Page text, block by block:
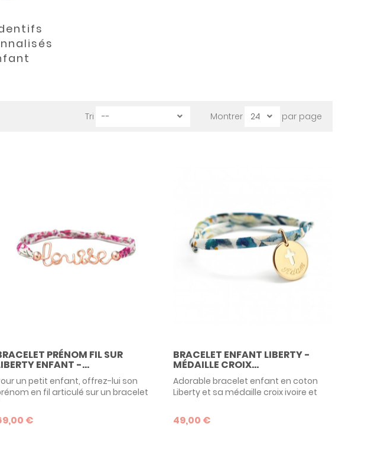
Montrer par page
Tri
PRÉNOM FIL SUR
ENFANT -...
un petit enfant, offrez-lui son
en fil articulé sur un bracelet
et précieuse qu'il ou elle sera
de porter ! Osez cette forme
€
BRACELET ENFANT LIBERTY -
MÉDAILLE CROIX...
Adorable bracelet enfant en coton
Liberty et sa médaille croix ivoire et
pour fêter un baptême ou une
communion.
49,00 €